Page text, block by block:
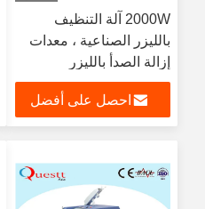
2000W آلة التنظيف
بالليزر الصناعية ، معدات
إزالة الصدأ بالليزر
احصل على أفضل